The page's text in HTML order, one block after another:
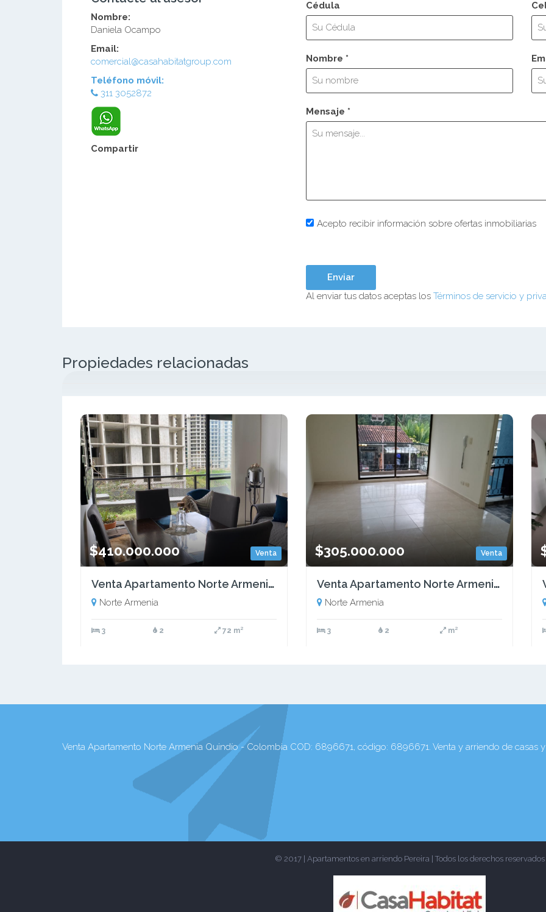
Nombre:
Daniela Ocampo
Email:
comercial@casahabitatgroup.com
Teléfono móvil:
311 3052872
Compartir
Cédula
Nombre *
Mensaje *
Acepto recibir información sobre ofertas inmobiliarias
Al enviar tus datos aceptas los Términos de servicio y
Propiedades relacionadas
Venta
$410.000.000
Venta Apartamento Norte Armenia Quindío - Colombia COD: 6896671
Norte Armenia
3 2 72 m²
Venta
$305.000.000
Venta Apartamento Norte Armenia Quindio Colombia COD: 9530163
Norte Armenia
3 2 m²
Venta Apartamento Norte Armenia Quindío - Colombia COD: 6896671, código: 6896671. Venta y arriendo de casas
© 2017 | Apartamentos en arriendo Pereira | Todos los derechos reservados